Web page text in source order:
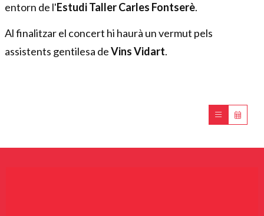
entorn de l'Estudi Taller Carles Fontserè.
Al finalitzar el concert hi haurà un vermut pels
assistents gentilesa deVins Vidart.